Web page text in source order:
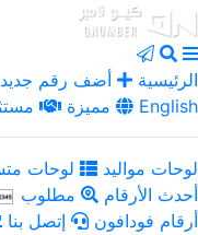
الرئيسية أضف رقم جديد
مميزة
English
لوحات مواليد لوحات
أحدث الأرقام
مطلوب
أرقام فودافون
إتصل بنا